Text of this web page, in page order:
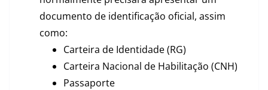
documento de identificação oficial, assim
como:
Carteira de Identidade (RG)
Carteira Nacional de Habilitação (CNH)
Passaporte